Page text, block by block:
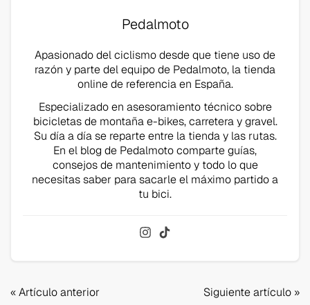
Pedalmoto
Apasionado del ciclismo desde que tiene uso de
razón y parte del equipo de Pedalmoto, la tienda
online de referencia en España.
Especializado en asesoramiento técnico sobre
bicicletas de montaña e-bikes, carretera y gravel.
Su día a día se reparte entre la tienda y las rutas.
En el blog de Pedalmoto comparte guías,
consejos de mantenimiento y todo lo que
necesitas saber para sacarle el máximo partido a
tu bici.
Navegación
« Artículo anterior Siguiente artículo »